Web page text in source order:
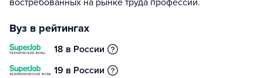
востребованных на рынке труда профессий.
Вуз в рейтингах
18 в России
19 в России